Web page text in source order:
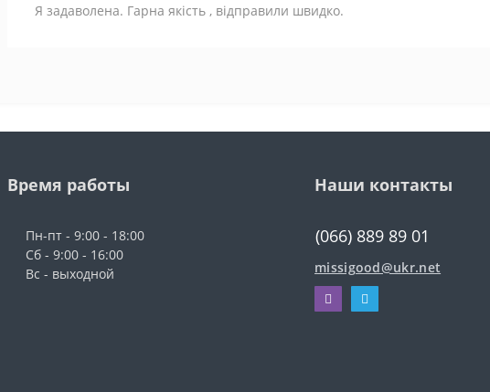
Я задаволена. Гарна якість , відправили швидко.
Время работы
Пн-пт - 9:00 - 18:00
Сб - 9:00 - 16:00
Вс - выходной
Наши контакты
(066) 889 89 01
missigood@ukr.net